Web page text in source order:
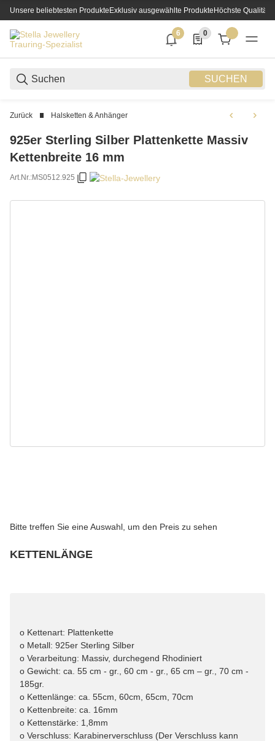
Unsere beliebtesten ProdukteExklusiv ausgewählte ProdukteHöchste Qualität
SUCHEN
6
6 neue Notifizierungen
0
0 Produkte in der
Zurück Halsketten & Anhänger
925er Sterling Silber Plattenkette Massiv
Kettenbreite 16 mm
Art.Nr.:MS0512.925
Bitte treffen Sie eine Auswahl, um den Preis zu sehen
KETTENLÄNGE
o Kettenart: Plattenkette
o Metall: 925er Sterling Silber
o Verarbeitung: Massiv, durchegend Rhodiniert
o Gewicht: ca. 55 cm - gr., 60 cm - gr., 65 cm – gr., 70 cm -
185gr.
o Kettenlänge: ca. 55cm, 60cm, 65cm, 70cm
o Kettenbreite: ca. 16mm
o Kettenstärke: 1,8mm
o Verschluss: Karabinerverschluss (Der Verschluss kann